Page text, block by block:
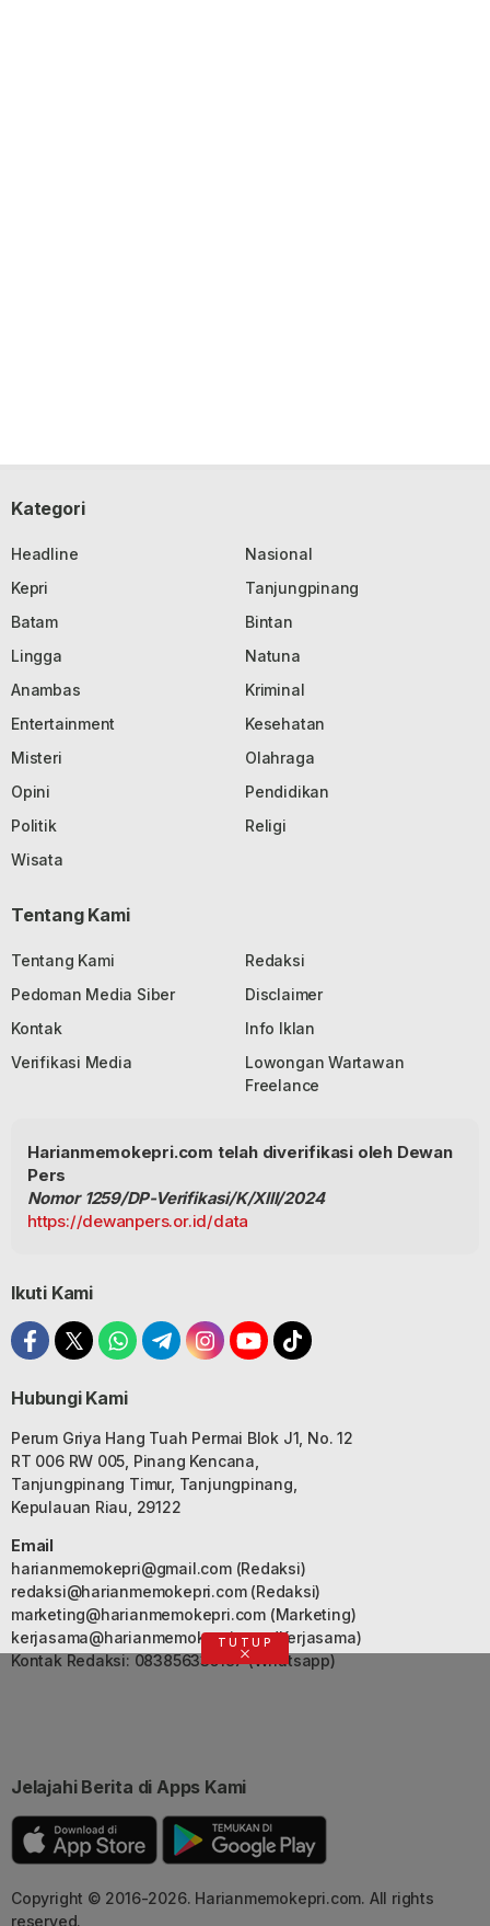
Kategori
Headline
Nasional
Kepri
Tanjungpinang
Batam
Bintan
Lingga
Natuna
Anambas
Kriminal
Entertainment
Kesehatan
Misteri
Olahraga
Opini
Pendidikan
Politik
Religi
Wisata
Tentang Kami
Tentang Kami
Redaksi
Pedoman Media Siber
Disclaimer
Kontak
Info Iklan
Verifikasi Media
Lowongan Wartawan
Freelance
Harianmemokepri.com telah diverifikasi oleh Dewan
Pers
Nomor 1259/DP-Verifikasi/K/XIII/2024
https://dewanpers.or.id/data
Ikuti Kami
Hubungi Kami
Perum Griya Hang Tuah Permai Blok J1, No. 12
RT 006 RW 005, Pinang Kencana,
Tanjungpinang Timur, Tanjungpinang,
Kepulauan Riau, 29122
Email
harianmemokepri@gmail.com(Redaksi)
redaksi@harianmemokepri.com(Redaksi)
marketing@harianmemokepri.com(Marketing)
kerjasama@harianmemokepri.com(Kerjasama)
Kontak Redaksi: 083856335187 (Whatsapp)
Jelajahi Berita di Apps Kami
Copyright © 2016-2026. Harianmemokepri.com. All rights
reserved.
TUTUP